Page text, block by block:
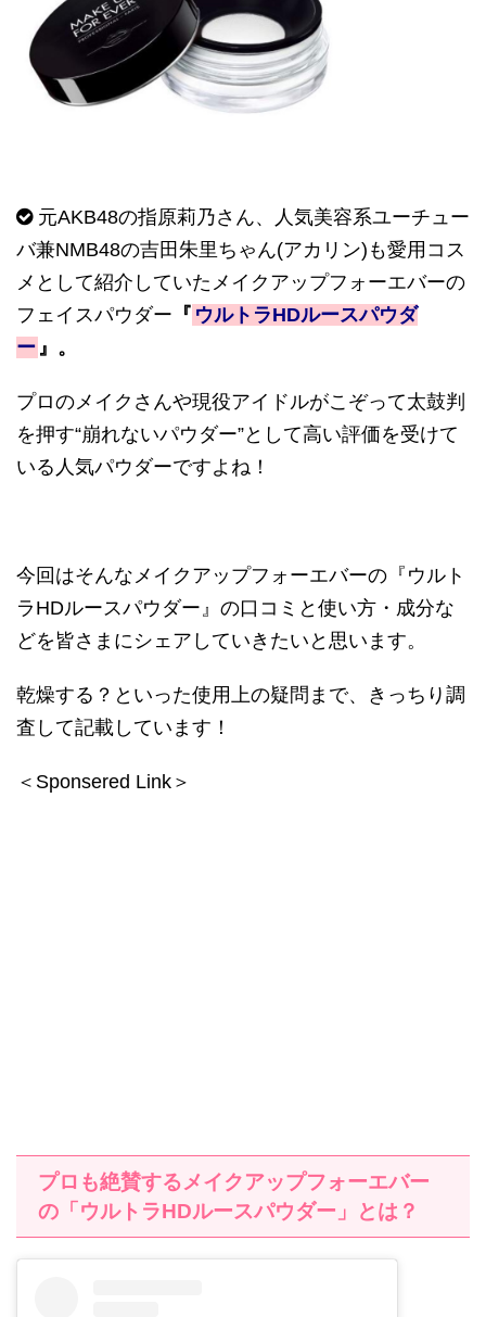
元AKB48の指原莉乃さん、人気美容系ユーチュー
バ兼NMB48の吉田朱里ちゃん(アカリン)も愛用コス
メとして紹介していたメイクアップフォーエバーの
フェイスパウダー 『 ウルトラHDルースパウダ
ー 』。
プロのメイクさんや現役アイドルがこぞって太鼓判
を押す“崩れないパウダー”として高い評価を受けて
いる人気パウダーですよね！
今回はそんなメイクアップフォーエバーの『ウルト
ラHDルースパウダー』の口コミと使い方・成分な
どを皆さまにシェアしていきたいと思います。
乾燥する？といった使用上の疑問まで、きっちり調
査して記載しています！
＜Sponsered Link＞
プロも絶賛するメイクアップフォーエバー
の「ウルトラHDルースパウダー」とは？